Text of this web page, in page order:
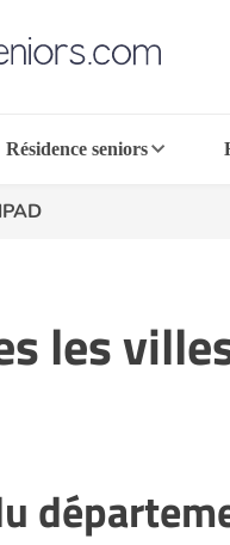
Résidence seniors
les